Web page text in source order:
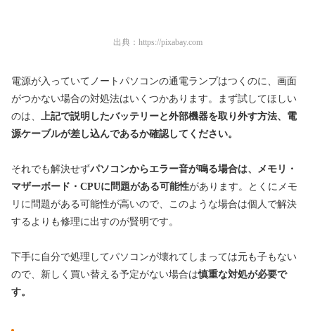
出典： https://pixabay.com
電源が入っていてノートパソコンの通電ランプはつくのに、画面
がつかない場合の対処法はいくつかあります。まず試してほしい
のは、
上記で説明したバッテリーと外部機器を取り外す方法、電
源ケーブルが差し込んであるか確認してください。
それでも解決せずパソコンからエラー音が鳴る場合は、メモリ・
マザーボード・CPUに問題がある可能性があります。とくにメモ
リに問題がある可能性が高いので、このような場合は個人で解決
するよりも修理に出すのが賢明です。
下手に自分で処理してパソコンが壊れてしまっては元も子もない
ので、新しく買い替える予定がない場合は慎重な対処が必要で
す。